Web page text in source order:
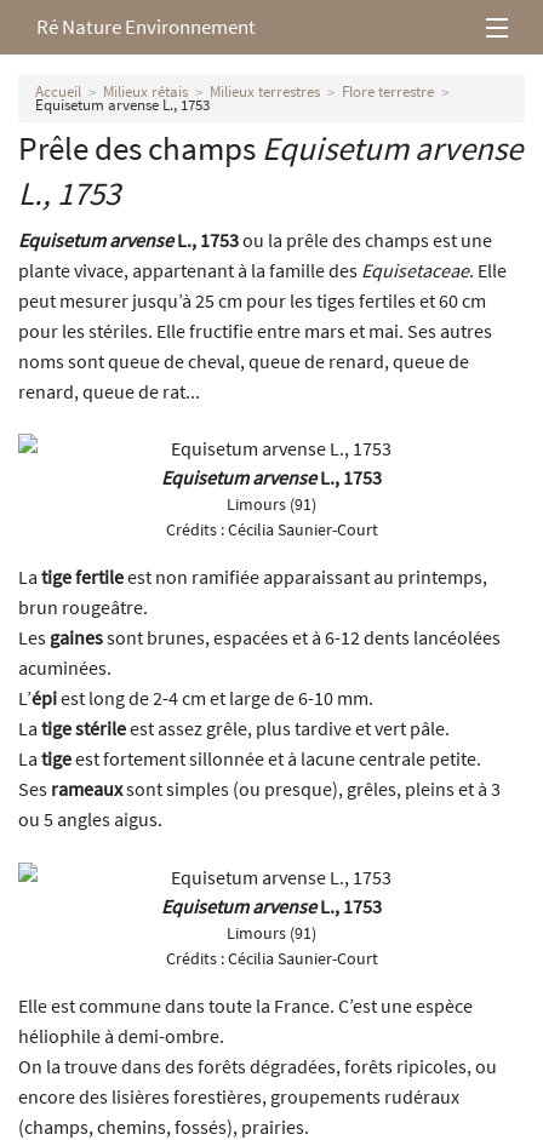
Ré Nature Environnement
L’association
Milieux rétais
Nos parutions
Accueil Milieux rétais Milieux terrestres Flore terrestre
Equisetum arvense L., 1753
Prêle des champs Equisetum arvense
L., 1753
Equisetum arvenseL., 1753ou la prêle des champs est une
plante vivace, appartenant à la famille des Equisetaceae. Elle
peut mesurer jusqu’à 25 cm pour les tiges fertiles et 60 cm
pour les stériles. Elle fructifie entre mars et mai. Ses autres
noms sont queue de cheval, queue de renard, queue de
renard, queue de rat...
Equisetum arvenseL., 1753
Limours (91)
Crédits :Cécilia Saunier-Court
La tige fertileest non ramifiée apparaissant au printemps,
brun rougeâtre.
Les gainessont brunes, espacées et à 6-12 dents lancéolées
acuminées.
L’épiest long de 2-4 cm et large de 6-10 mm.
La tige stérileest assez grêle, plus tardive et vert pâle.
La tigeest fortement sillonnée et à lacune centrale petite.
Ses rameauxsont simples (ou presque), grêles, pleins et à 3
ou 5 angles aigus.
Equisetum arvenseL., 1753
Limours (91)
Crédits :Cécilia Saunier-Court
Elle est commune dans toute la France. C’est une espèce
héliophile à demi-ombre.
On la trouve dans des forêts dégradées, forêts ripicoles, ou
encore des lisières forestières, groupements rudéraux
(champs, chemins, fossés), prairies.